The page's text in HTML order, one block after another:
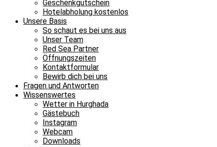
Geschenkgutschein
Hotelabholung kostenlos
Unsere Basis
So schaut es bei uns aus
Unser Team
Red Sea Partner
Öffnungszeiten
Kontaktformular
Bewirb dich bei uns
Fragen und Antworten
Wissenswertes
Wetter in Hurghada
Gästebuch
Instagram
Webcam
Downloads